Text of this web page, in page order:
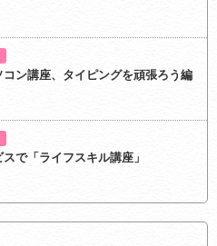
ン講座、タイピングを頑張ろう編
で「ライフスキル講座」